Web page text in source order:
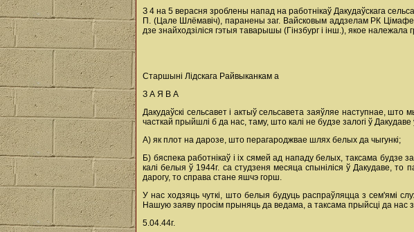
З 4 на 5 верасня зроблены напад на работнікаў Дакудаўскага
П. (Цале Шлёмавіч), паранены заг. Вайсковым аддзелам РК
дзе знайходзіліся гэтыя таварышы (Гінзбург і інш.), якое
Старшыні Лідскага Райвыканкам а
З А Я В А
Дакудаўскі сельсавет і актыў сельсавета заяўляе наступнае,
часткай прыйшлі б да нас, таму, што калі не будзе залогі ў
А) як плот на дарозе, што перагароджвае шлях белых да чыгункі;
Б) бяспека работнікаў і іх сямей ад нападу белых, таксама
калі белыя ў 1944г. са студзеня месяца спыніліся ў Дакудаве, то
дарогу, то справа стане яшчэ горш.
У нас ходзяць чуткі, што белыя будуць распраўляцца з сем'ямі
Нашую заяву просім прыняць да ведама, а таксама прыйсці да нас
5.04.44г.